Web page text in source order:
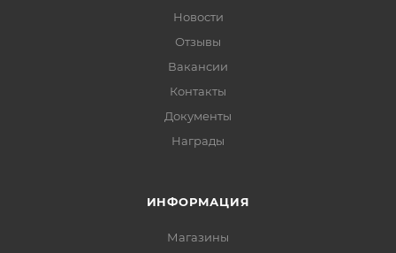
Новости
Отзывы
Вакансии
Контакты
Документы
Награды
ИНФОРМАЦИЯ
Магазины